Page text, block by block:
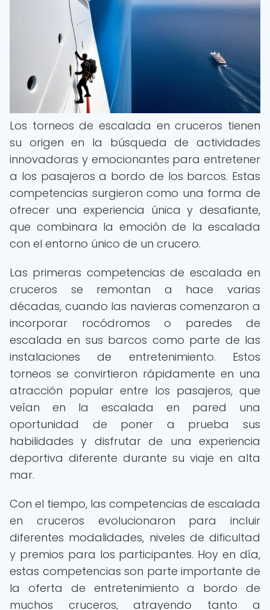
Los torneos de escalada en cruceros tienen
su origen en la búsqueda de actividades
innovadoras y emocionantes para entretener
a los pasajeros a bordo de los barcos. Estas
competencias surgieron como una forma de
ofrecer una experiencia única y desafiante,
que combinara la emoción de la escalada
con el entorno único de un crucero.
Las primeras competencias de escalada en
cruceros se remontan a hace varias
décadas, cuando las navieras comenzaron a
incorporar rocódromos o paredes de
escalada en sus barcos como parte de las
instalaciones de entretenimiento. Estos
torneos se convirtieron rápidamente en una
atracción popular entre los pasajeros, que
veían en la escalada en pared una
oportunidad de poner a prueba sus
habilidades y disfrutar de una experiencia
deportiva diferente durante su viaje en alta
mar.
Con el tiempo, las competencias de escalada
en cruceros evolucionaron para incluir
diferentes modalidades, niveles de dificultad
y premios para los participantes. Hoy en día,
estas competencias son parte importante de
la oferta de entretenimiento a bordo de
muchos cruceros, atrayendo tanto a